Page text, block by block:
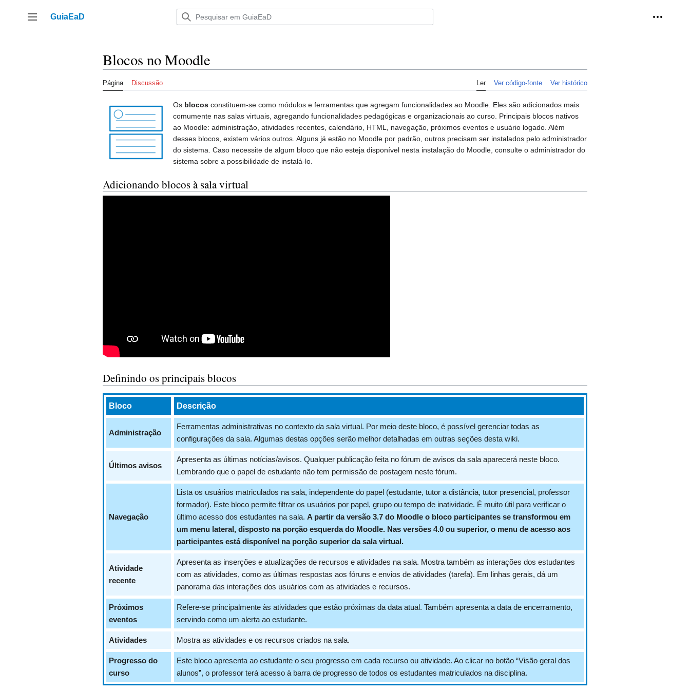
para
Alternar barra lateral
GuiaEaD
Blocos no Moodle
Página Discussão Ler Ver código-fonte Ver histórico
Os blocos constituem-se como módulos e ferramentas que agregam funcionalidades ao Moodle. Eles são adicionados mais
comumente nas salas virtuais, agregando funcionalidades pedagógicas e organizacionais ao curso. Principais blocos nativos
ao Moodle: administração, atividades recentes, calendário, HTML, navegação, próximos eventos e usuário logado. Além
desses blocos, existem vários outros. Alguns já estão no Moodle por padrão, outros precisam ser instalados pelo administrador
do sistema. Caso necessite de algum bloco que não esteja disponível nesta instalação do Moodle, consulte o administrador do
sistema sobre a possibilidade de instalá-lo.
Adicionando blocos à sala virtual
Definindo os principais blocos
Bloco Descrição
Administração
Ferramentas administrativas no contexto da sala virtual. Por meio deste bloco, é possível gerenciar todas as
configurações da sala. Algumas destas opções serão melhor detalhadas em outras seções desta wiki.
Últimos avisos
Apresenta as últimas notícias/avisos. Qualquer publicação feita no fórum de avisos da sala aparecerá neste bloco.
Lembrando que o papel de estudante não tem permissão de postagem neste fórum.
Navegação
Lista os usuários matriculados na sala, independente do papel (estudante, tutor a distância, tutor presencial, professor
formador). Este bloco permite filtrar os usuários por papel, grupo ou tempo de inatividade. É muito útil para verificar o
último acesso dos estudantes na sala. A partir da versão 3.7 do Moodle o bloco participantes se transformou em
um menu lateral, disposto na porção esquerda do Moodle. Nas versões 4.0 ou superior, o menu de acesso aos
participantes está disponível na porção superior da sala virtual.
Atividade
recente
Apresenta as inserções e atualizações de recursos e atividades na sala. Mostra também as interações dos estudantes
com as atividades, como as últimas respostas aos fóruns e envios de atividades (tarefa). Em linhas gerais, dá um
panorama das interações dos usuários com as atividades e recursos.
Próximos
eventos
Refere-se principalmente às atividades que estão próximas da data atual. Também apresenta a data de encerramento,
servindo como um alerta ao estudante.
Atividades Mostra as atividades e os recursos criados na sala.
Progresso do
curso
Este bloco apresenta ao estudante o seu progresso em cada recurso ou atividade. Ao clicar no botão “Visão geral dos
alunos”, o professor terá acesso à barra de progresso de todos os estudantes matriculados na disciplina.